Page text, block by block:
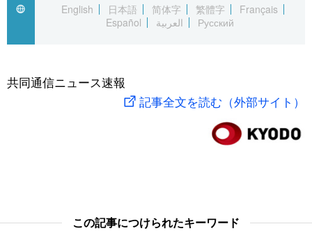
スポーツ・東京2020
Topics
English
日本語 简体字 繁體字
Français
Español
العربية Русский
共同通信ニュース速報
記事全文を読む（外部サイト）
この記事につけられたキーワード